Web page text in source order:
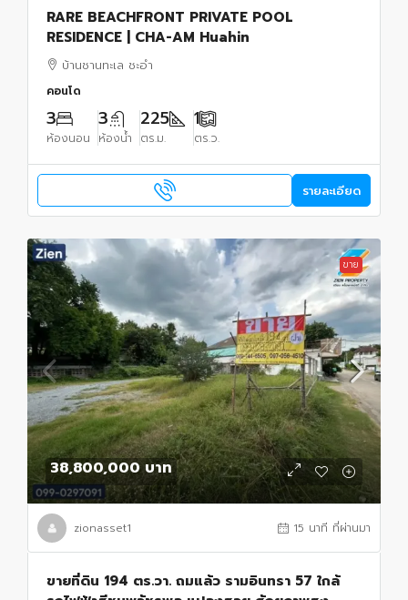
RARE BEACHFRONT PRIVATE POOL
RESIDENCE | CHA-AM Huahin
บ้านชานทะเล ชะอำ
คอนโด
3
ห้องนอน
3
ห้องน้ำ
225
ตร.ม.
1
ตร.ว.
รายละเอียด
ขาย
38,800,000 บาท
zionasset1 15 นาที ที่ผ่านมา
ขายที่ดิน 194 ตร.วา. ถมแล้ว รามอินทรา 57 ใกล้